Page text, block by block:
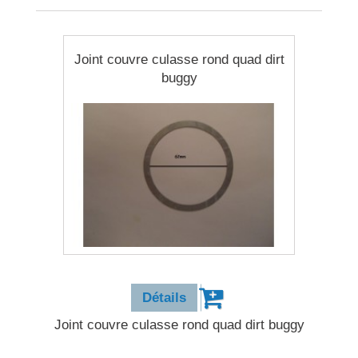
Joint couvre culasse rond quad dirt
buggy
Détails
Joint couvre culasse rond quad dirt buggy